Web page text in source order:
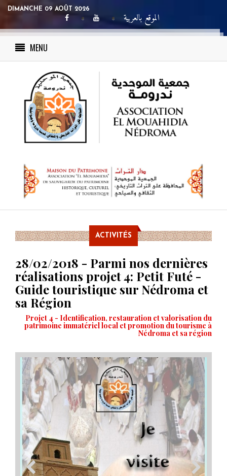
DIMANCHE 09 AOÛT 2026
الموقع بالعربية
MENU
ACTIVITÉS
28/02/2018 - Parmi nos dernières
réalisations projet 4: Petit Futé -
Guide touristique sur Nédroma et
sa Région
Projet 4 - Identification, restauration et valorisation du
patrimoine immatériel local et promotion du tourisme à
Nédroma et sa région